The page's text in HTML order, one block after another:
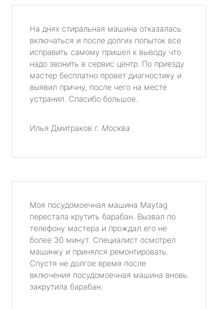
На днях стиральная машина отказалась
включаться и после долгих попыток все
исправить самому пришел к выводу что
надо звонить в сервис центр. По приезду
мастер бесплатно провет диагностику и
выявил причну, после чего на месте
устранил. Спасибо большое.
Илья Дмитраков г. Москва
Моя посудомоечная машина Maytag
перестала крутить барабан. Вызвал по
телефону мастера и прождал его не
более 30 минут. Специалист осмотрел
машинку и принялся ремонтировать.
Спустя не долгое время после
включения посудомоечная машина вновь
закрутила барабан.